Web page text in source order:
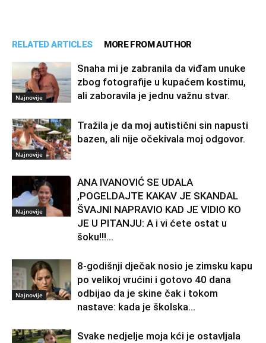
RELATED ARTICLES MORE FROM AUTHOR
Najnovije
Snaha mi je zabranila da viđam unuke
zbog fotografije u kupaćem kostimu,
ali zaboravila je jednu važnu stvar.
Najnovije
Tražila je da moj autistični sin napusti
bazen, ali nije očekivala moj odgovor.
Najnovije
ANA IVANOVIĆ SE UDALA
,POGELDAJTE KAKAV JE SKANDAL
ŠVAJNI NAPRAVIO KAD JE VIDIO KO
JE U PITANJU: A i vi ćete ostat u
šoku!!!...
Najnovije
8-godišnji dječak nosio je zimsku kapu
po velikoj vrućini i gotovo 40 dana
odbijao da je skine čak i tokom
nastave: kada je školska...
Svake nedjelje moja kći je ostavljala